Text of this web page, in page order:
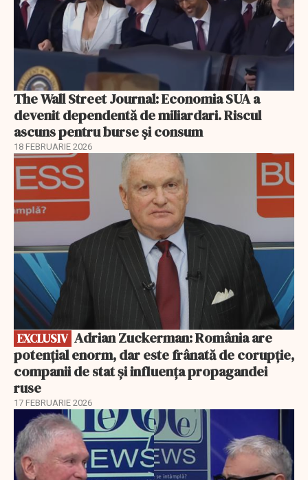
The Wall Street Journal: Economia SUA a
devenit dependentă de miliardari. Riscul
ascuns pentru burse și consum
18 FEBRUARIE 2026
EXCLUSIV
EXCLUSIV
potențial enorm, dar este frânată de corupție,
companii de stat și influența propagandei
ruse
17 FEBRUARIE 2026
EXCLUSIV